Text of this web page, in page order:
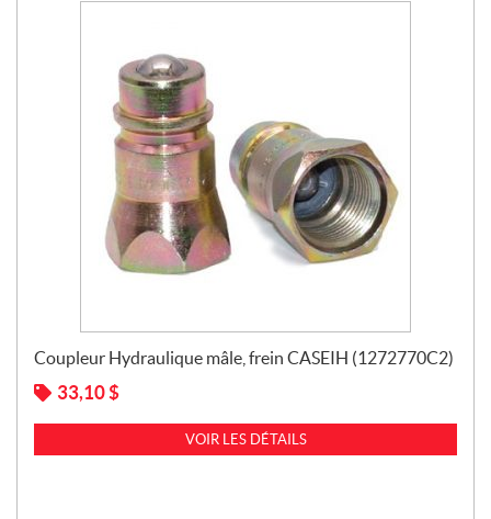
Coupleur Hydraulique mâle, frein CASEIH (1272770C2)
33,10$
VOIR LES DÉTAILS